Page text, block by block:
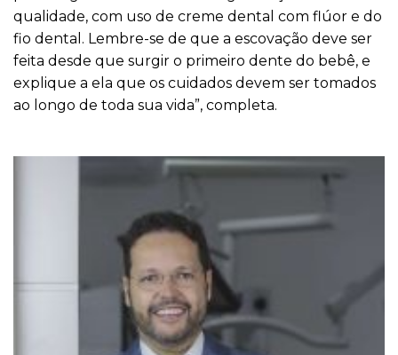
qualidade, com uso de creme dental com flúor e do
fio dental. Lembre-se de que a escovação deve ser
feita desde que surgir o primeiro dente do bebê, e
explique a ela que os cuidados devem ser tomados
ao longo de toda sua vida”, completa.